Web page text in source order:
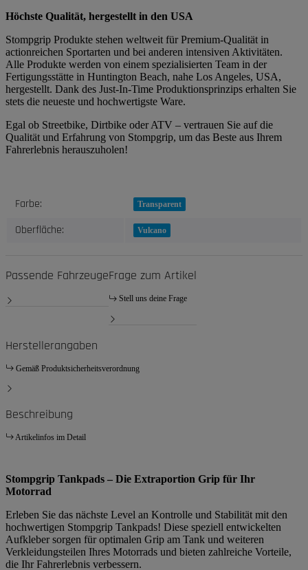
Höchste Qualität, hergestellt in den USA
Stompgrip Produkte stehen weltweit für Premium-Qualität in
actionreichen Sportarten und bei anderen intensiven Aktivitäten.
Alle Produkte werden von einem spezialisierten Team in der
Fertigungsstätte in Huntington Beach, nahe Los Angeles, USA,
hergestellt. Dank des Just-In-Time Produktionsprinzips erhalten Sie
stets die neueste und hochwertigste Ware.
Egal ob Streetbike, Dirtbike oder ATV – vertrauen Sie auf die
Qualität und Erfahrung von Stompgrip, um das Beste aus Ihrem
Fahrerlebnis herauszuholen!
Produkteigenschaft
Wert
Farbe: Transparent
Oberfläche: Vulcano
Passende FahrzeugeFrage zum Artikel
Stell uns deine Frage
Herstellerangaben
Gemäß Produktsicherheitsverordnung
Beschreibung
Artikelinfos im Detail
Stompgrip Tankpads – Die Extraportion Grip für Ihr
Motorrad
Erleben Sie das nächste Level an Kontrolle und Stabilität mit den
hochwertigen Stompgrip Tankpads! Diese speziell entwickelten
Aufkleber sorgen für optimalen Grip am Tank und weiteren
Verkleidungsteilen Ihres Motorrads und bieten zahlreiche Vorteile,
die Ihr Fahrerlebnis verbessern.